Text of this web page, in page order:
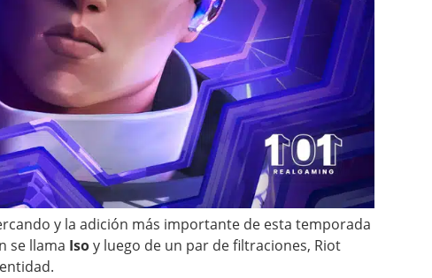
y la adición más importante de esta temporada
se llama Isoy luego de un par de filtraciones, Riot